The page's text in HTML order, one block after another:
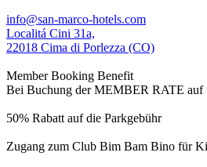
info@san-marco-hotels.com
Localitá Cini 31a,
22018 Cima di Porlezza (CO)
Member Booking Benefit
Bei Buchung der MEMBER RATE auf
50% Rabatt auf die Parkgebühr
Zugang zum Club Bim Bam Bino für